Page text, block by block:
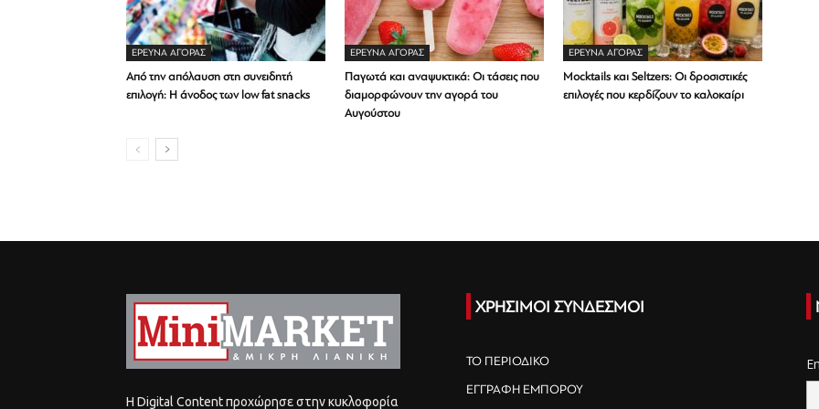
ΕΡΕΥΝΑ ΑΓΟΡΑΣ
Από την απόλαυση στη συνειδητή
επιλογή: Η άνοδος των low fat snacks
ΕΡΕΥΝΑ ΑΓΟΡΑΣ
Παγωτά και αναψυκτικά: Οι τάσεις που
διαμορφώνουν την αγορά του
Αυγούστου
ΕΡΕΥΝΑ ΑΓΟΡΑΣ
Mocktails και Seltzers: Οι δροσιστικές
επιλογές που κερδίζουν το καλοκαίρι
Η Digital Content προχώρησε στην κυκλοφορία
ΧΡΗΣΙΜΟΙ ΣΥΝΔΕΣΜΟΙ
ΤΟ ΠΕΡΙΟΔΙΚΟ
ΕΓΓΡΑΦΗ ΕΜΠΟΡΟΥ